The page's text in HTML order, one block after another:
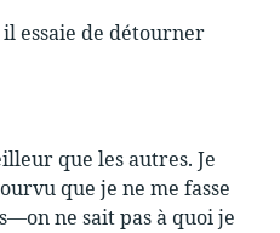
il essaie de détourner
que les autres. Je
que je ne me fasse
ne sait pas à quoi je